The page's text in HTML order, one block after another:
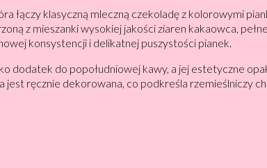
łączy klasyczną mleczną czekoladę z kolorowymi
z mieszanki wysokiej jakości ziaren kakaowca,
konsystencji i delikatnej puszystości pianek.
dodatek do popołudniowej kawy, a jej estetyczne
jest ręcznie dekorowana, co podkreśla rzemieślniczy